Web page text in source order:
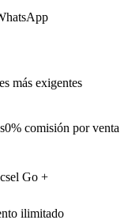
más exigentes
0% comisión por venta
Go +
ilimitado